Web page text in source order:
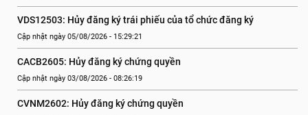
VDS12503: Hủy đăng ký trái phiếu của tổ chức đăng ký
Cập nhật ngày 05/08/2026 - 15:29:21
CACB2605: Hủy đăng ký chứng quyền
Cập nhật ngày 03/08/2026 - 08:26:19
CVNM2602: Hủy đăng ký chứng quyền